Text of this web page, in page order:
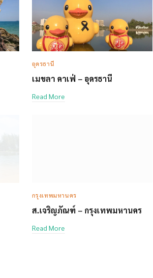
อุดรธานี
เมขลา คาเฟ่ – อุดรธานี
Read More
กรุงเทพมหานคร
ส.เจริญภัณฑ์ – กรุงเทพมหานคร
Read More